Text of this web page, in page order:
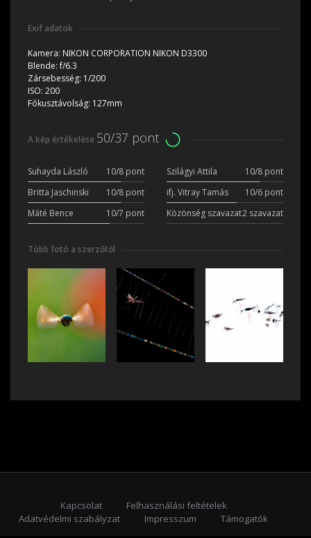
Exif adatok
Kamera: NIKON CORPORATION NIKON D3300
Blende:f/6.3
Zársebesség: 1/200
ISO: 200
Fókusztávolság: 127mm
A kép értékelése 50/37 pont
Suhayda László 10/8 pont Szilágyi Attila
10/8 pont
Britta Jaschinski
10/8 pont ifj. Vitray Tamás
10/6 pont
Máté Bence
10/7 pont Közönség szavazat2 szavazat
Több fotó a szerzőtől
Kapcsolat
Felhasználási feltételek
Adatvédelmi szabályzat
Impresszum
Támogatók